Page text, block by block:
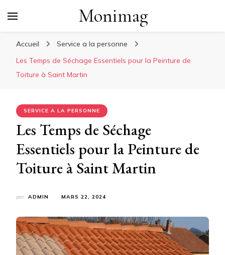
Monimag
Accueil
Service a la personne
Les Temps de Séchage Essentiels pour la Peinture de
Toiture à Saint Martin
SERVICE A LA PERSONNE
Les Temps de Séchage
Essentiels pour la Peinture de
Toiture à Saint Martin
par ADMIN MARS 22, 2024